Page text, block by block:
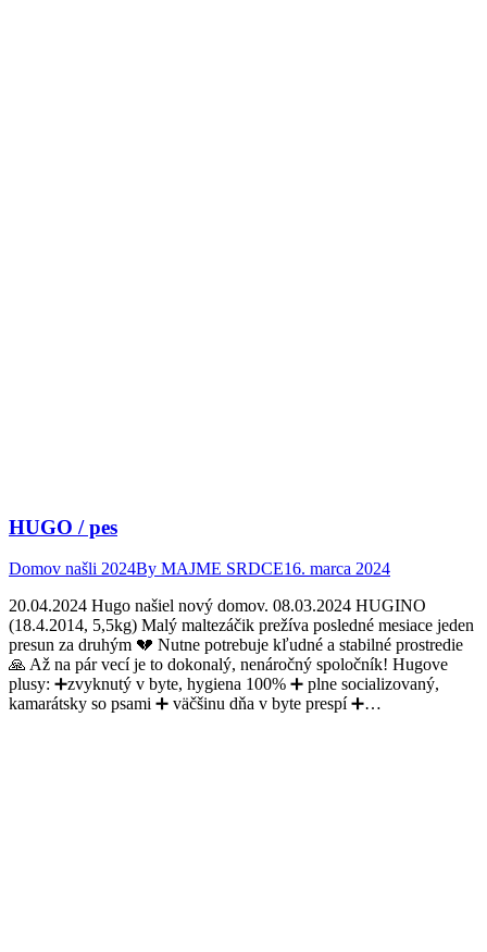
HUGO / pes
Domov našli 2024By MAJME SRDCE16. marca 2024
20.04.2024 Hugo našiel nový domov. 08.03.2024 HUGINO
(18.4.2014, 5,5kg) Malý maltezáčik prežíva posledné mesiace jeden
presun za druhým 💔 Nutne potrebuje kľudné a stabilné prostredie
🙏 Až na pár vecí je to dokonalý, nenáročný spoločník! Hugove
plusy: ➕zvyknutý v byte, hygiena 100% ➕ plne socializovaný,
kamarátsky so psami ➕ väčšinu dňa v byte prespí ➕…